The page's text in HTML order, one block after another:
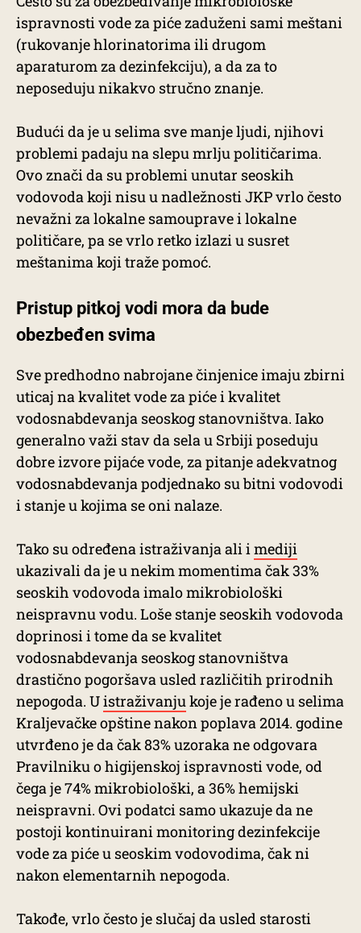
ispravnosti vode za piće zaduženi sami meštani
(rukovanje hlorinatorima ili drugom
aparaturom za dezinfekciju), a da za to
neposeduju nikakvo stručno znanje.
Budući da je u selima sve manje ljudi, njihovi
problemi padaju na slepu mrlju političarima.
Ovo znači da su problemi unutar seoskih
vodovoda koji nisu u nadležnosti JKP vrlo često
nevažni za lokalne samouprave i lokalne
političare, pa se vrlo retko izlazi u susret
meštanima koji traže pomoć.
Pristup pitkoj vodi mora da bude
obezbeđen svima
Sve predhodno nabrojane činjenice imaju zbirni
uticaj na kvalitet vode za piće i kvalitet
vodosnabdevanja seoskog stanovništva. Iako
generalno važi stav da sela u Srbiji poseduju
dobre izvore pijaće vode, za pitanje adekvatnog
vodosnabdevanja podjednako su bitni vodovodi
i stanje u kojima se oni nalaze.
Tako su određena istraživanja ali imediji
ukazivali da je u nekim momentima čak 33%
seoskih vodovoda imalo mikrobiološki
neispravnu vodu. Loše stanje seoskih vodovoda
doprinosi i tome da se kvalitet
vodosnabdevanja seoskog stanovništva
drastično pogoršava usled različitih prirodnih
nepogoda. Uistraživanjukoje je rađeno u selima
Kraljevačke opštine nakon poplava 2014. godine
utvrđeno je da čak 83% uzoraka ne odgovara
Pravilniku o higijenskoj ispravnosti vode, od
čega je 74% mikrobiološki, a 36% hemijski
neispravni. Ovi podatci samo ukazuje da ne
postoji kontinuirani monitoring dezinfekcije
vode za piće u seoskim vodovodima, čak ni
nakon elementarnih nepogoda.
Takođe, vrlo često je slučaj da usled starosti